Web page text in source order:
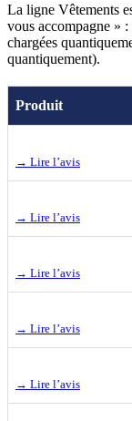
La ligne Vêtements
vous accompagne » :
chargées
quantiquement).
Produit
→ Lire l’avis
→ Lire l’avis
→ Lire l’avis
→ Lire l’avis
→ Lire l’avis